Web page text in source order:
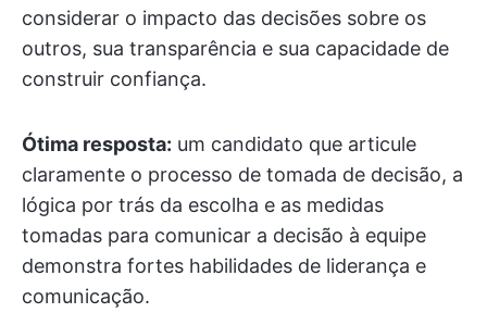
considerar o impacto das decisões sobre os
outros, sua transparência e sua capacidade de
construir confiança.
Ótima resposta: um candidato que articule
claramente o processo de tomada de decisão, a
lógica por trás da escolha e as medidas
tomadas para comunicar a decisão à equipe
demonstra fortes habilidades de liderança e
comunicação.